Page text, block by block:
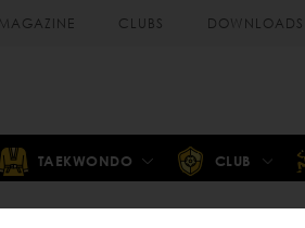
MAGAZINE CLUBS DOWNLOADS
TAEKWONDO CLUB